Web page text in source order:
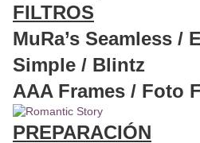
FILTROS
MuRa’s Seamless /
Simple / Blintz
AAA Frames / Foto
PREPARACIÓN